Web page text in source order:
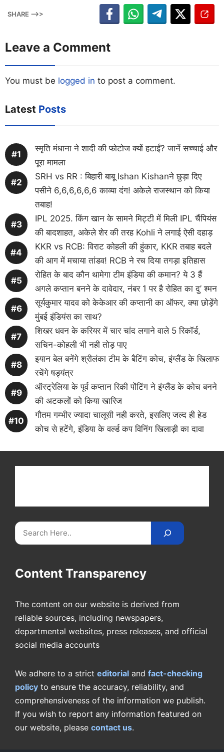
SHARE -->>
Leave a Comment
You must be logged in to post a comment.
Latest Posts
स्मृति मंधाना ने शादी की फोटोज क्यों हटाईं? जानें सच्चाई और
पूरा मामला
SRH vs RR : बिहारी बाबू Ishan Kishanने छुड़ा दिए
पसीने 6,6,6,6,6,6 काव्या दंग! अकेले राजस्थान को किया
तबाह!
IPL 2025. किंग खान के सामने मिट्टी में मिली IPL चैंपियंस
की बादशाहत, अकेले शेर की तरह Kohli ने लगाई ऐसी दहाड़
KKR vs RCB: विराट कोहली की हुंकार, KKR तबाह बदले
की आग में मचाया तांडव! RCB ने रच दिया तगड़ा इतिहास
रोहित के बाद कौन थामेगा टीम इंडिया की कमान? ये 3 हैं
अगले कप्तान बनने के दावेदार, नंबर 1 पर है रोहित का दु’ श्मन
सूर्यकुमार यादव को केकेआर की कप्तानी का ऑफर, क्या छोड़ेंगे
मुंबई इंडियंस का साथ?
शिखर धवन के करियर में चार चांद लगाने वाले 5 रिकॉर्ड,
सचिन-कोहली भी नही तोड़ पाए
इयान बेल बनेंगे श्रीलंका टीम के बैटिंग कोच, इंग्लैंड के खिलाफ
रचेंगे षड्यंत्र
ऑस्ट्रेलिया के पूर्व कप्तान रिकी पोंटिंग ने इंग्लैंड के कोच बनने
की अटकलों को किया खारिज
गौतम गम्भीर ज्यादा चालूसी नही करते, इसलिए जल्द ही हेड
कोच से हटेंगे, इंडिया के वर्ल्ड कप विनिंग खिलाड़ी का दावा
Search
Content Transparency
The content on our website is derived from
reliable sources, including newspapers,
departmental websites, press releases, and official
social media accounts
We adhere to a strict editorial and fact-checking
policy to ensure the accuracy, reliability, and
comprehensiveness of the information we publish.
If you wish to report any information featured on
our website, please contact us.